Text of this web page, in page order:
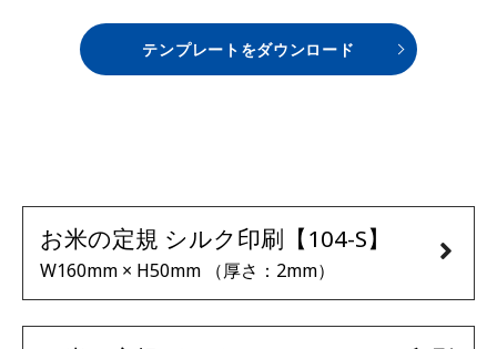
テンプレートをダウンロード
お米の定規 シルク印刷【104-S】
W160mm × H50mm （厚さ：2mm）